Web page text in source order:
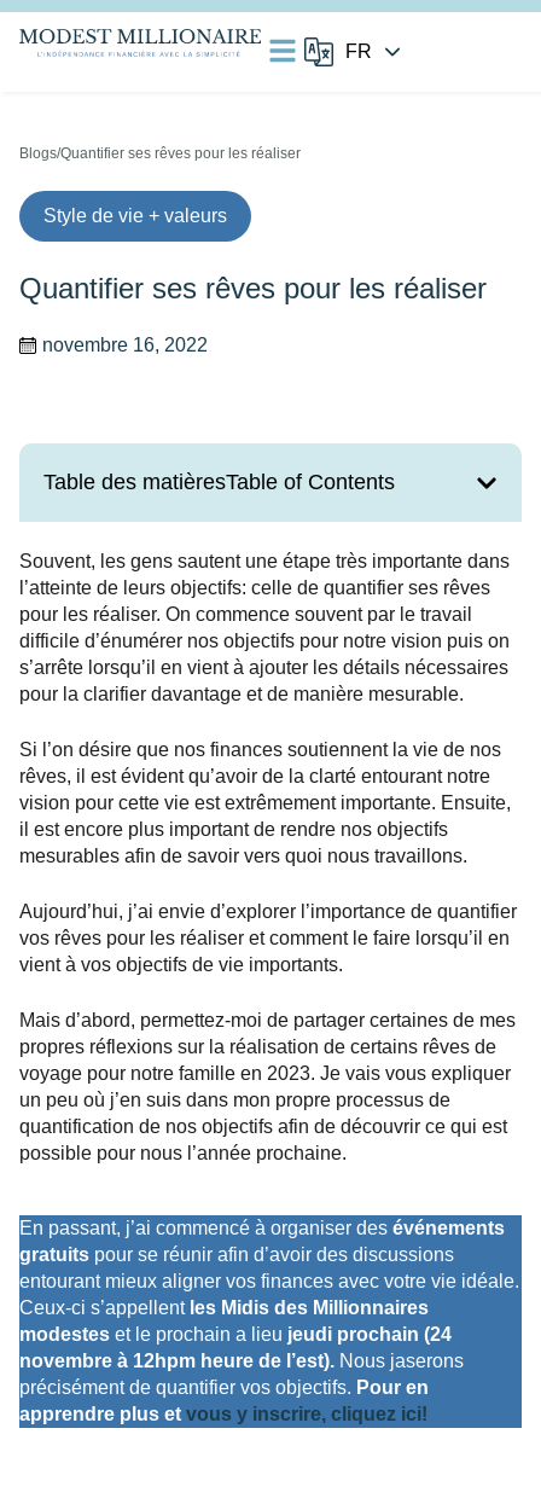
Blogs/Quantifier ses rêves pour les réaliser
Style de vie + valeurs
Quantifier ses rêves pour les réaliser
novembre 16, 2022
Table des matièresTable of Contents
Souvent, les gens sautent une étape très importante dans
l’atteinte de leurs objectifs: celle de quantifier ses rêves
pour les réaliser. On commence souvent par le travail
difficile d’énumérer nos objectifs pour notre vision puis on
s’arrête lorsqu’il en vient à ajouter les détails nécessaires
pour la clarifier davantage et de manière mesurable.
Si l’on désire que nos finances soutiennent la vie de nos
rêves, il est évident qu’avoir de la clarté entourant notre
vision pour cette vie est extrêmement importante. Ensuite,
il est encore plus important de rendre nos objectifs
mesurables afin de savoir vers quoi nous travaillons.
Aujourd’hui, j’ai envie d’explorer l’importance de quantifier
vos rêves pour les réaliser et comment le faire lorsqu’il en
vient à vos objectifs de vie importants.
Mais d’abord, permettez-moi de partager certaines de mes
propres réflexions sur la réalisation de certains rêves de
voyage pour notre famille en 2023. Je vais vous expliquer
un peu où j’en suis dans mon propre processus de
quantification de nos objectifs afin de découvrir ce qui est
possible pour nous l’année prochaine.
En passant, j’ai commencé à organiser des événements
gratuits pour se réunir afin d’avoir des discussions
entourant mieux aligner vos finances avec votre vie idéale.
Ceux-ci s’appellent les Midis des Millionnaires
modestes et le prochain a lieu jeudi prochain (24
novembre à 12hpm heure de l’est). Nous jaserons
précisément de quantifier vos objectifs. Pour en
apprendre plus et vous y inscrire, cliquez ici!